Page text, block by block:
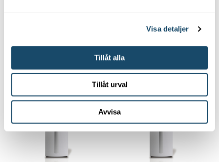
Visa detaljer
Tillåt alla
Tillåt urval
Avvisa
Kontakta oss Kontakta oss